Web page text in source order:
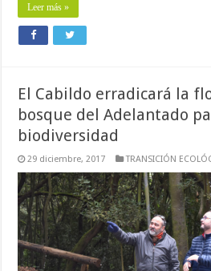
Leer más »
El Cabildo erradicará la
bosque del Adelantado
biodiversidad
29 diciembre, 2017 TRANSICIÓN